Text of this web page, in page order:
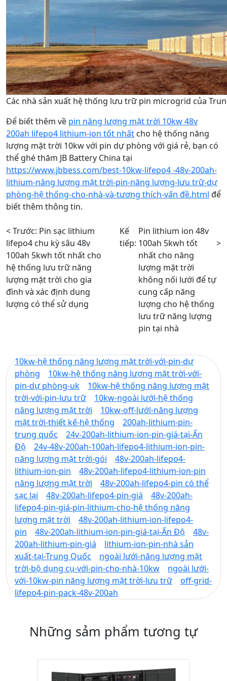
Các nhà sản xuất hệ thống lưu trữ pin microgrid của
Để biết thêm về pin năng lượng mặt trời 10kw 48v
200ah lifepo4 lithium-ion tốt nhất cho hệ thống năng
lượng mặt trời 10kw với pin dự phòng với giá rẻ, bạn có
thể ghé thăm JB Battery China tại
https://www.jbbess.com/best-10kw-lifepo4 -48v-200ah-
lithium-năng lượng mặt trời-pin-năng lượng-lưu trữ-dự
phòng-hệ thống-cho-nhà-và-tương thích-vấn đề.html để
biết thêm thông tin.
< Trước: Pin sạc lithium
lifepo4 chu kỳ sâu 48v
100ah 5kwh tốt nhất cho
hệ thống lưu trữ năng
lượng mặt trời cho gia
đình và xác định dung
lượng có thể sử dụng
Kế
tiếp:
Pin lithium ion 48v
100ah 5kwh tốt
nhất cho năng
lượng mặt trời
không nối lưới để tự
cung cấp năng
lượng cho hệ thống
lưu trữ năng lượng
pin tại nhà
>
10kw-hệ thống năng lượng mặt trời-với-pin-dự
phòng
10kw-hệ thống năng lượng mặt trời-với-
pin-dự phòng-uk
10kw-hệ thống năng lượng mặt
trời-với-pin-lưu trữ
10kw-ngoài lưới-hệ thống
năng lượng mặt trời
10kw-off-lưới-năng lượng
mặt trời-thiết kế-hệ thống
200ah-lithium-pin-
trung quốc
24v-200ah-lithium-ion-pin-giá-tại-Ấn
Độ
24v-48v-200ah-100ah-lifepo4-lithium-ion-pin-
năng lượng mặt trời-gói
48v-200ah-lifepo4-
lithium-ion-pin
48v-200ah-lifepo4-lithium-ion-pin
năng lượng mặt trời
48v-200ah-lifepo4-pin có thể
sạc lại
48v-200ah-lifepo4-pin-giá
48v-200ah-
lifepo4-pin-giá-pin-lithium-cho-hệ thống năng
lượng mặt trời
48v-200ah-lithium-ion-lifepo4-
pin
48v-200ah-lithium-ion-pin-giá-tại-Ấn Độ
48v-
200ah-lithium-pin-giá
lithium-ion-pin-nhà sản
xuất-tại-Trung Quốc
ngoài lưới-năng lượng mặt
trời-bộ dụng cụ-với-pin-cho-nhà-10kw
ngoài lưới-
với-10kw-pin năng lượng mặt trời-lưu trữ
off-grid-
lifepo4-pin-pack-48v-200ah
Những sảm phẩm tương tự